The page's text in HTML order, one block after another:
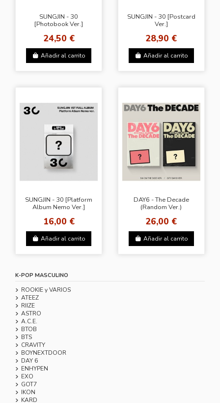
SUNGJIN - 30
[Photobook Ver.]
24,50 €
Añadir al carrito
SUNGJIN - 30 [Postcard
Ver.]
28,90 €
Añadir al carrito
SUNGJIN - 30 [Platform
Album Nemo Ver.]
16,00 €
Añadir al carrito
DAY6 - The Decade
(Random Ver.)
26,00 €
Añadir al carrito
K-POP MASCULINO
ROOKIE y VARIOS
ATEEZ
RIIZE
ASTRO
A.C.E.
BTOB
BTS
CRAVITY
BOYNEXTDOOR
DAY 6
ENHYPEN
EXO
GOT7
IKON
KARD